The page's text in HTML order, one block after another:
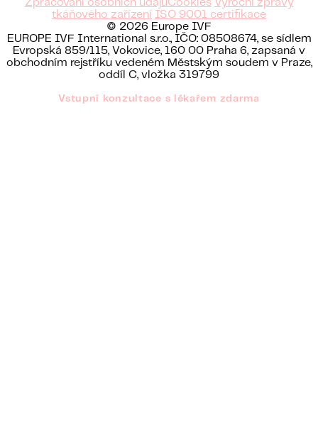
Zpracování osobních údajů Cookies Výroční zprávy
tkáňového zařízení
ISO 9001 certifikace
© 2026 Europe IVF
EUROPE IVF International s.r.o., IČO: 08508674, se sídlem
Evropská 859/115, Vokovice, 160 00 Praha 6, zapsaná v
obchodním rejstříku vedeném Městským soudem v Praze,
oddíl C, vložka 319799
Vstupní konzultace s lékařem zdarma